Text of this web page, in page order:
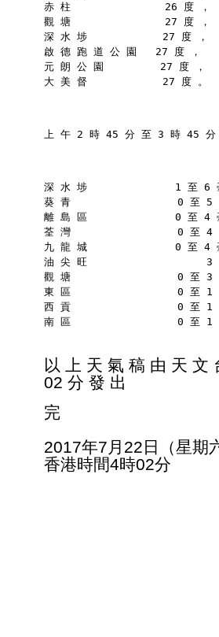
赤 柱               26 度 ，
觀 塘               27 度 ，
深 水 埗            27 度 ，
啟 德 跑 道 公 園   27 度 ，
元 朗 公 園         27 度 ，
大 美 督            27 度 。
上 午 2 時 45 分 至 3 時 45
深 水 埗              1 至 6
葵 青                 0 至 5
離 島 區              0 至 4
荃 灣                 0 至 4
九 龍 城              0 至 4
油 尖 旺                   3
觀 塘                 0 至 3
東 區                 0 至 1
西 貢                 0 至 1
南 區                 0 至 1
以 上 天 氣 稿 由 天 文
02 分 發 出
完
2017年7月22日（星期
香港時間4時02分